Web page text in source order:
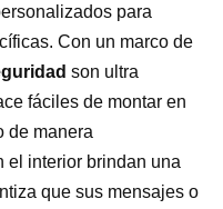
para
Con un marco de
son ultra
fáciles de montar en
de manera
el interior brindan una
que sus mensajes o